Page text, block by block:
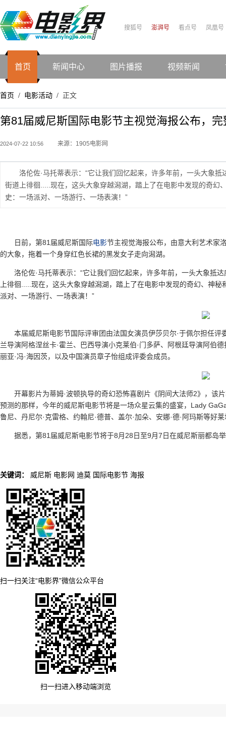
搜狐号 澎湃号 看点号 凤凰号
首页 新闻中心 图片播报 视频新闻
首页 / 电影活动 / 正文
第81届威尼斯国际电影节主视觉海报公布，
2024-07-22 10:56 来源：1905电影网
洛伦佐·马托蒂表示：“它让我们回忆起来，许多年前，一头大象
街道上徘徊.....现在，这头大象穿越潟湖，踏上了在电影中发现的奇幻
史：一场派对、一场游行、一场表演！”
日前，第81届威尼斯国际电影节主视觉海报公布，由意大利艺术家
的大象，拖着一个身穿红色长裙的黑发女子走向潟湖。
洛伦佐·马托蒂表示：“它让我们回忆起来，许多年前，一头大象抵
上徘徊.....现在，这头大象穿越潟湖，踏上了在电影中发现的奇幻、神
派对、一场游行、一场表演！”
本届威尼斯电影节国际评审团由法国女演员伊莎贝尔·于佩尔担任
兰导演阿格涅丝卡·霍兰、巴西导演小克莱伯·门多萨、阿根廷导演阿伯
丽亚·冯·海因茨，以及中国演员章子怡组成评委会成员。
开幕影片为蒂姆·波顿执导的奇幻恐怖喜剧片《阴间大法师2》，该
预测的那样，今年的威尼斯电影节将是一场众星云集的盛宴，Lady
鲁尼、丹尼尔·克雷格、约翰尼·德普、盖尔·加朵、安娜·德·阿玛斯等好
据悉，第81届威尼斯电影节将于8月28日至9月7日在威尼斯丽都岛
关键词： 威尼斯 电影网 迪莫 国际电影节 海报
扫一扫关注“电影界”微信公众平台
扫一扫进入移动端浏览